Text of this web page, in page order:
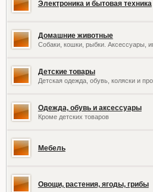
Электроника и бытовая техника
Домашние животные
Собаки, кошки, рыбки. Аксессуары,
Детские товары
Детская одежда, обувь, коляски и
Одежда, обувь и аксессуары
Кроме детских товаров
Мебель
Овощи, растения, ягоды, грибы